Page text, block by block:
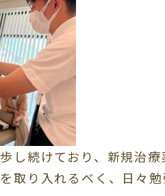
し続けており、新規治
取り入れるべく、日々勉